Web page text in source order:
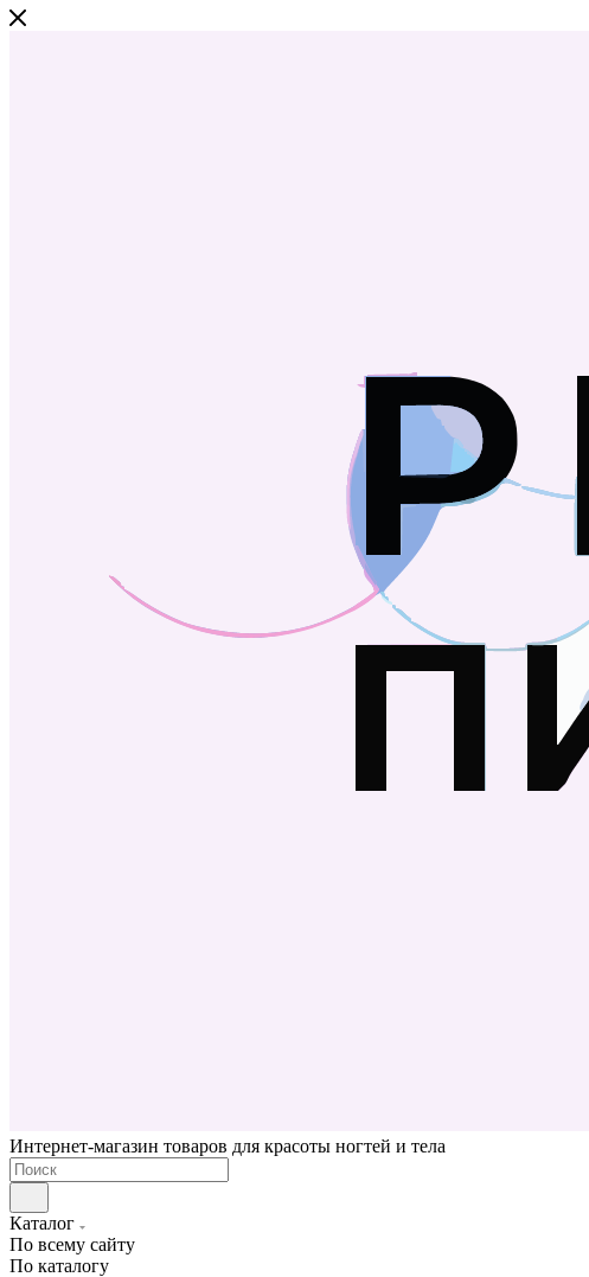
Интернет-магазин товаров для красоты ногтей и тела
Каталог
По всему сайту
По каталогу